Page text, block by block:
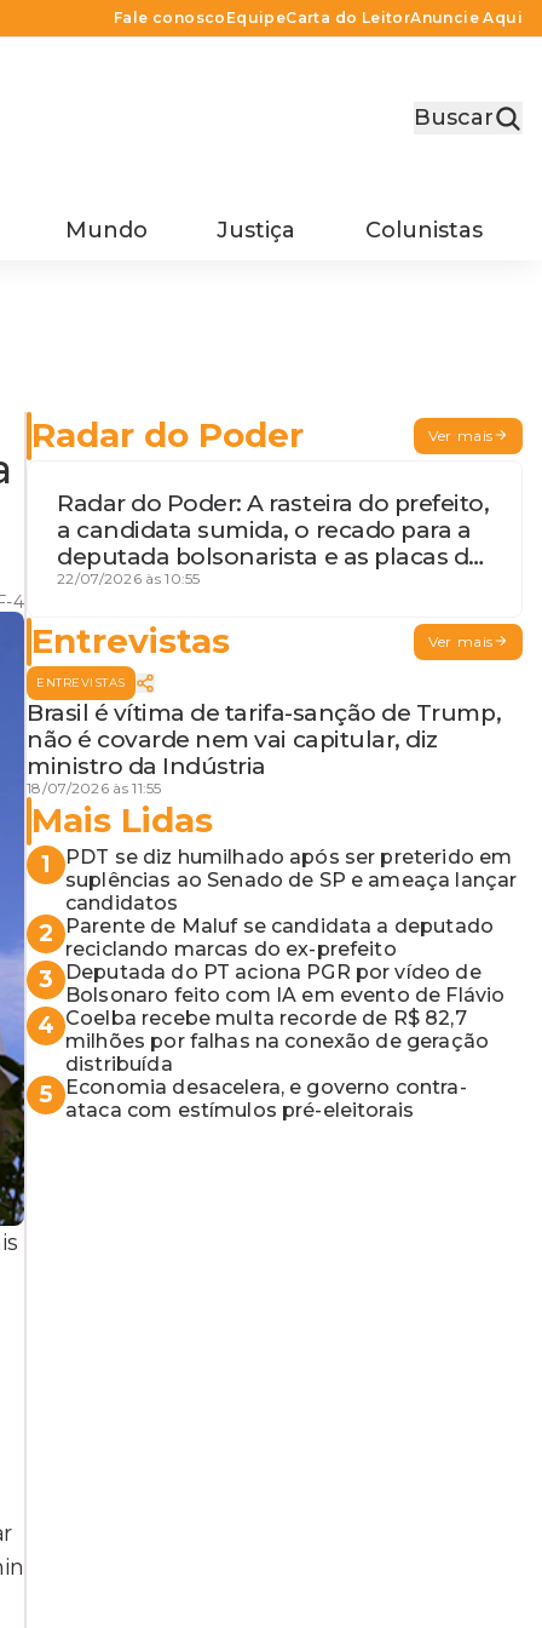
Fale conosco EquipeCarta do LeitorAnuncie Aqui
Buscar
Mundo Justiça Colunistas
4
Radar do Poder Ver mais
Radar do Poder: A rasteira do prefeito,
a candidata sumida, o recado para a
deputada bolsonarista e as placas da
discórdia
22/07/2026 às 10:55
Entrevistas Ver mais
ENTREVISTAS
Brasil é vítima de tarifa-sanção de Trump,
não é covarde nem vai capitular, diz
ministro da Indústria
18/07/2026 às 11:55
Mais Lidas
1
PDT se diz humilhado após ser preterido em
suplências ao Senado de SP e ameaça lançar
candidatos
2
Parente de Maluf se candidata a deputado
reciclando marcas do ex-prefeito
3
Deputada do PT aciona PGR por vídeo de
Bolsonaro feito com IA em evento de Flávio
4 Coelba recebe multa recorde de R$ 82,7
milhões por falhas na conexão de geração
distribuída
5
Economia desacelera, e governo contra-
ataca com estímulos pré-eleitorais